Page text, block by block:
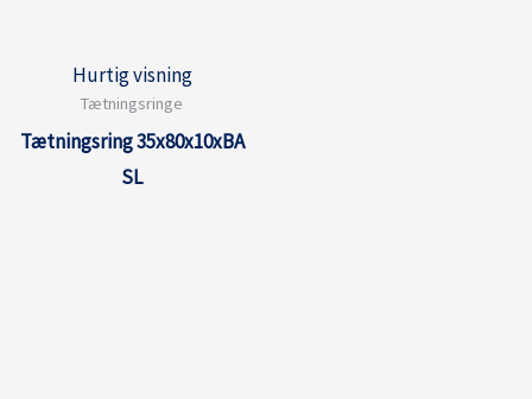
Hurtig visning
Tætningsringe
Tætningsring 35x80x10xBA
SL